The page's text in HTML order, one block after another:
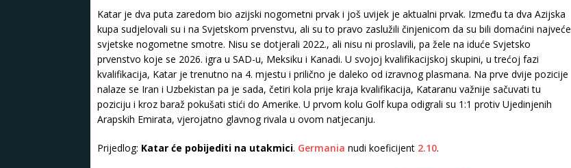
Katar je dva puta zaredom bio azijski nogometni prvak i još uvijek je aktualni prvak. Između ta dva Azijska
kupa sudjelovali su i na Svjetskom prvenstvu, ali su to pravo zaslužili činjenicom da su bili domaćini najveće
svjetske nogometne smotre. Nisu se dotjerali 2022., ali nisu ni proslavili, pa žele na iduće Svjetsko
prvenstvo koje se 2026. igra u SAD-u, Meksiku i Kanadi. U svojoj kvalifikacijskoj skupini, u trećoj fazi
kvalifikacija, Katar je trenutno na 4. mjestu i prilično je daleko od izravnog plasmana. Na prve dvije pozicije
nalaze se Iran i Uzbekistan pa je sada, četiri kola prije kraja kvalifikacija, Kataranu važnije sačuvati tu
poziciju i kroz baraž pokušati stići do Amerike. U prvom kolu Golf kupa odigrali su 1:1 protiv Ujedinjenih
Arapskih Emirata, vjerojatno glavnog rivala u ovom natjecanju.
Prijedlog: Katar će pobijediti na utakmici. Germania nudi koeficijent 2.10.